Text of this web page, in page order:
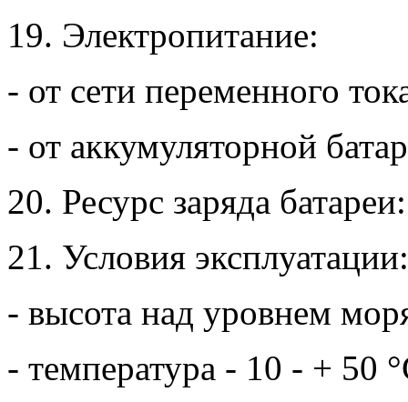
19. Электропитание:
- от сети переменного
- от аккумуляторной
20. Ресурс заряда
21. Условия эксплуатации:
- высота над уровнем
- температура - 10 - + 50